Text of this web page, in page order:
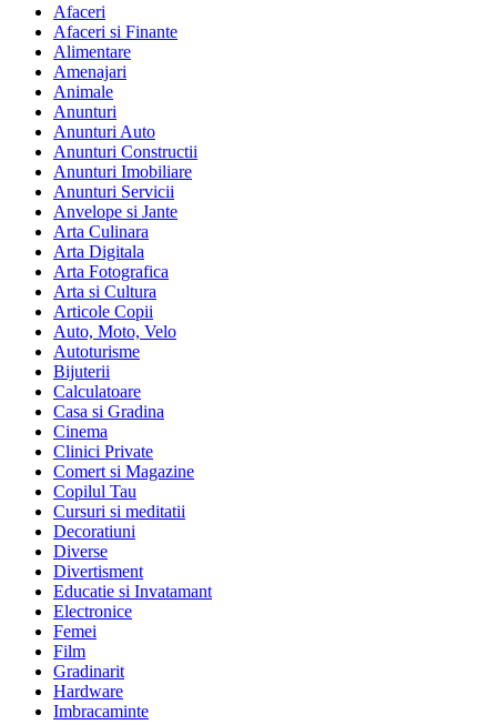
Afaceri
Afaceri si Finante
Alimentare
Amenajari
Animale
Anunturi
Anunturi Auto
Anunturi Constructii
Anunturi Imobiliare
Anunturi Servicii
Anvelope si Jante
Arta Culinara
Arta Digitala
Arta Fotografica
Arta si Cultura
Articole Copii
Auto, Moto, Velo
Autoturisme
Bijuterii
Calculatoare
Casa si Gradina
Cinema
Clinici Private
Comert si Magazine
Copilul Tau
Cursuri si meditatii
Decoratiuni
Diverse
Divertisment
Educatie si Invatamant
Electronice
Femei
Film
Gradinarit
Hardware
Imbracaminte